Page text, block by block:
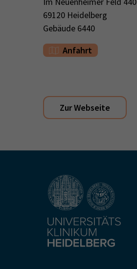
69120 Heidelberg
Gebäude 6440
Anfahrt
Zur Webseite